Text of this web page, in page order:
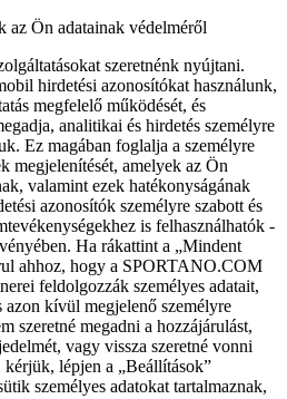
az Ön adatainak védelméről
szeretnénk nyújtani.
hirdetési azonosítókat használunk,
megfelelő működését, és
analitikai és hirdetés személyre
Ez magában foglalja a személyre
megjelenítését, amelyek az Ön
valamint ezek hatékonyságának
azonosítók személyre szabott és
is felhasználhatók -
Ha rákattint a „Mindent
ahhoz, hogy a SPORTANO.COM
feldolgozzák személyes adatait,
azon kívül megjelenő személyre
szeretné megadni a hozzájárulást,
vagy vissza szeretné vonni
kérjük, lépjen a „Beállítások”
személyes adatokat tartalmaznak,